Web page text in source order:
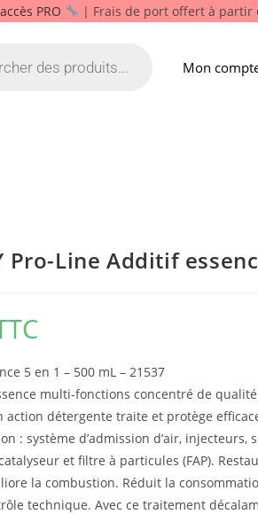
PRO | Frais de port offert à partir
Mon
Pro-Line Additif
5 en 1 – 500 mL – 21537
multi-fonctions concentré de
action détergente traite et protège
: système d’admission d’air, injecteurs,
et filtre à particules (FAP).
la combustion. Réduit la
technique. Avec ce traitement